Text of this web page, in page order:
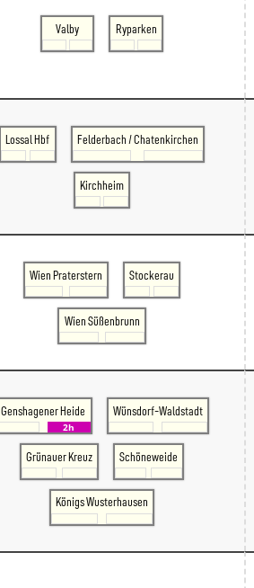
Tschechien West
Weitere Regionen
Alternative Stellwerke
BundesbahnZeiten
Polen
Österreich Mitte
Österreich Ost
Valby Ryparken
Lossal Hbf Felderbach / Chatenkirchen
Kirchheim
Wien Praterstern Stockerau
Wien Süßenbrunn
Genshagener Heide
2h
Wünsdorf-Waldstadt
Grünauer Kreuz Schöneweide
Königs Wusterhausen